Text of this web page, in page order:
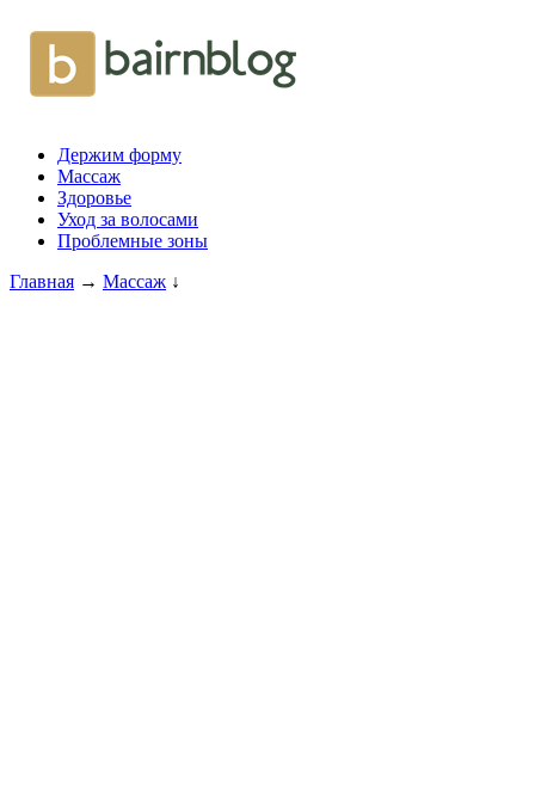
Держим форму
Массаж
Здоровье
Уход за волосами
Проблемные зоны
Главная → Массаж ↓